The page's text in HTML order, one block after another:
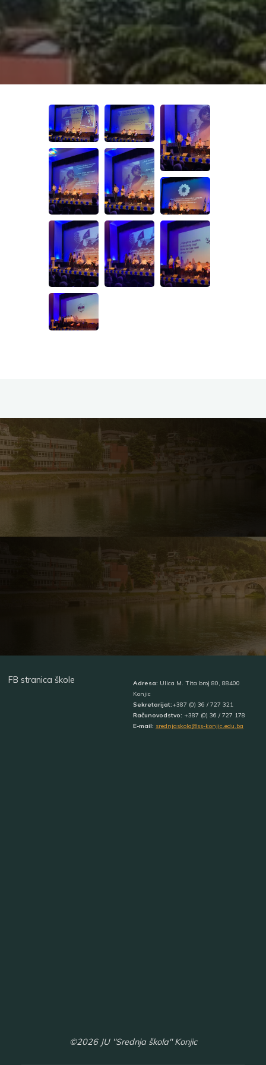
FB stranica škole Adresa: Ulica M. Tita broj 80, 88400
Konjic
Sekretarijat:+387 (0) 36 / 727 321
Računovodstvo: +387 (0) 36 / 727 178
E-mail: srednjaskola@ss-konjic.edu.ba
©2026 JU "Srednja škola" Konjic